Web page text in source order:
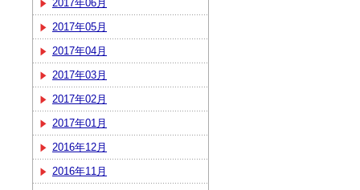
2017年06月
2017年05月
2017年04月
2017年03月
2017年02月
2017年01月
2016年12月
2016年11月